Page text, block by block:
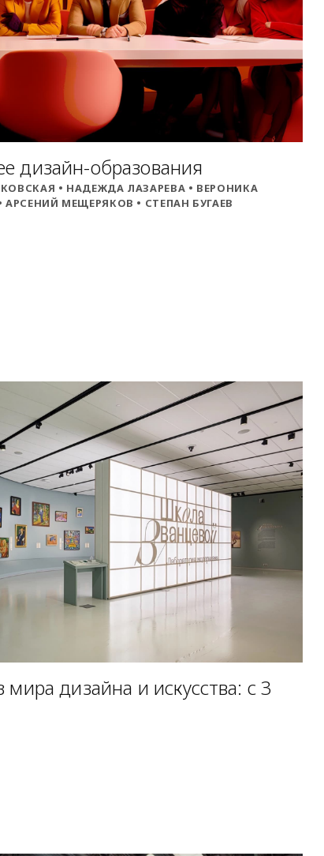
дизайн-образования
• НАДЕЖДА ЛАЗАРЕВА • ВЕРОНИКА
АРСЕНИЙ МЕЩЕРЯКОВ • СТЕПАН БУГАЕВ
дизайна и искусства: с 3